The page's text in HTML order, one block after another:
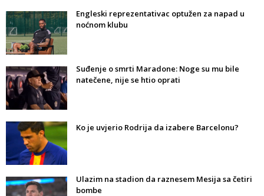
Engleski reprezentativac optužen za napad u
noćnom klubu
Suđenje o smrti Maradone: Noge su mu bile
natečene, nije se htio oprati
Ko je uvjerio Rodrija da izabere Barcelonu?
Ulazim na stadion da raznesem Mesija sa četiri
bombe